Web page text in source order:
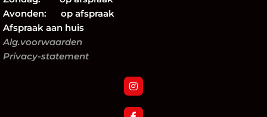
Avonden: op afspraak
Afspraak aan huis
Alg.voorwaarden
Privacy-statement